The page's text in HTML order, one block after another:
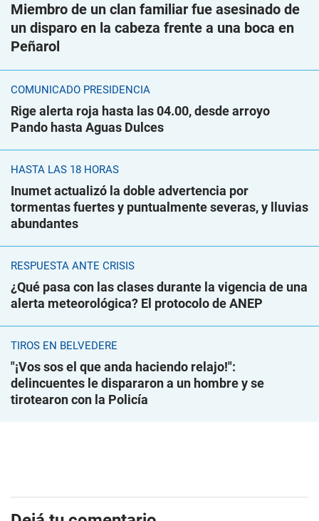
Miembro de un clan familiar fue asesinado de
un disparo en la cabeza frente a una boca en
Peñarol
COMUNICADO PRESIDENCIA
Rige alerta roja hasta las 04.00, desde arroyo
Pando hasta Aguas Dulces
HASTA LAS 18 HORAS
Inumet actualizó la doble advertencia por
tormentas fuertes y puntualmente severas, y lluvias
abundantes
RESPUESTA ANTE CRISIS
¿Qué pasa con las clases durante la vigencia de una
alerta meteorológica? El protocolo de ANEP
TIROS EN BELVEDERE
"¡Vos sos el que anda haciendo relajo!":
delincuentes le dispararon a un hombre y se
tirotearon con la Policía